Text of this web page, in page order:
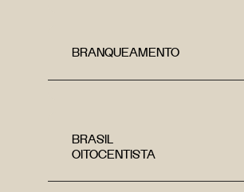
BRANQUEAMENTO
BRASIL
OITOCENTISTA